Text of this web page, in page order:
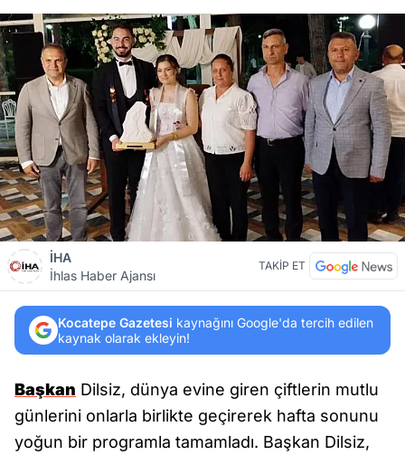
İHA
İhlas Haber Ajansı
TAKİP ET
Kocatepe Gazetesi kaynağını Google'da tercih edilen
kaynak olarak ekleyin!
Başkan Dilsiz, dünya evine giren çiftlerin mutlu
günlerini onlarla birlikte geçirerek hafta sonunu
yoğun bir programla tamamladı. Başkan Dilsiz,